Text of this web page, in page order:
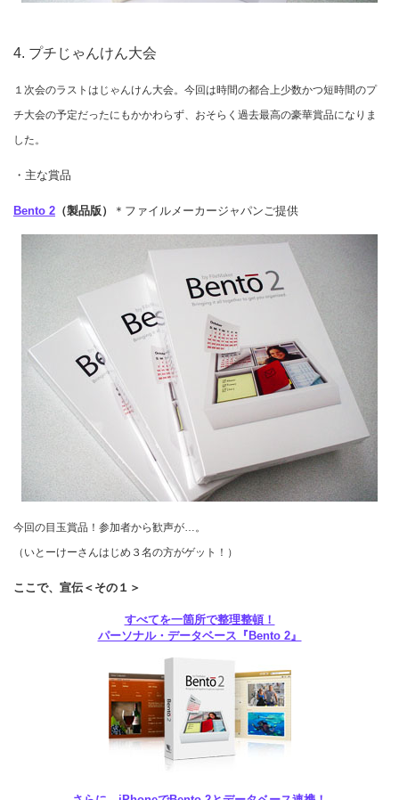
4. プチじゃんけん大会
１次会のラストはじゃんけん大会。今回は時間の都合上少数かつ短時間のプ
チ大会の予定だったにもかかわらず、おそらく過去最高の豪華賞品になりま
した。
・主な賞品
Bento 2 （製品版） ＊ファイルメーカージャパンご提供
今回の目玉賞品！参加者から歓声が…。
（いとーけーさんはじめ３名の方がゲット！）
ここで、宣伝＜その１＞
すべてを一箇所で整理整頓！
パーソナル・データベース『Bento 2』